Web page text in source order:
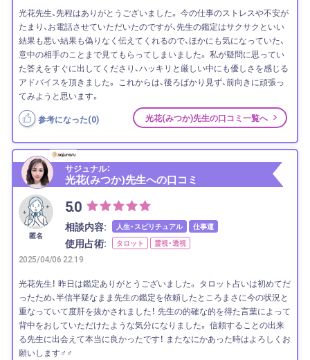
光花先生、先程はありがとうございました。 今の仕事のストレスや不安が
たまり、お電話させていただいたのですが、先生の鑑定はサクサクといい
結果も悪い結果も偽りなく伝えてくれるので、ほかにも気になっていた、
意中の相手のことまで見てもらってしまいました。 私が疑問に思ってい
た答えをすぐに出してくださり、ハッキリと厳しい中にも優しさを感じる
アドバイスを頂きました。 これからは、後ろばかり見ず、前向きに頑張っ
てみようと思います。
参考になった(0) 光花(みつか)先生の口コミ一覧へ
サジュナル：
光花(みつか)先生への口コミ
匿名
5.0
相談内容: 人生・スピリチュアル 仕事運
使用占術: タロット 霊視・透視
2025/04/06 22:19
光花先生！ 昨日は鑑定ありがとうございました。 タロット占いは初めてだ
ったため、半信半疑なまま先生の鑑定を依頼したところまさに今の状況と
重なっていて度肝を抜かされました！ 先生の的確な的を得た言葉によって
背中をおしていただけたような気分になりました。 信頼することの出来
る先生に出会えて本当に良かったです！ またなにかあった時はよろしくお
願いします‍♂️‍♂️